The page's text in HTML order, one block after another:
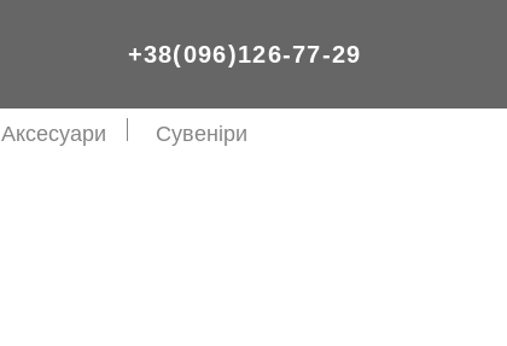
+38(096)126-77-29
Аксесуари Сувеніри